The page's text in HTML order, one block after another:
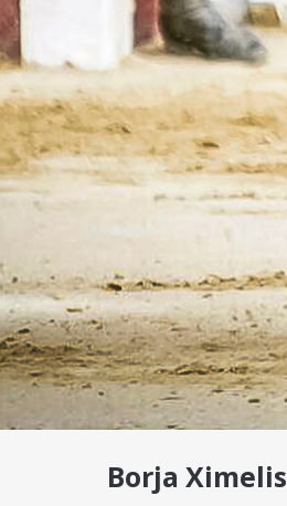
Borja Ximelis